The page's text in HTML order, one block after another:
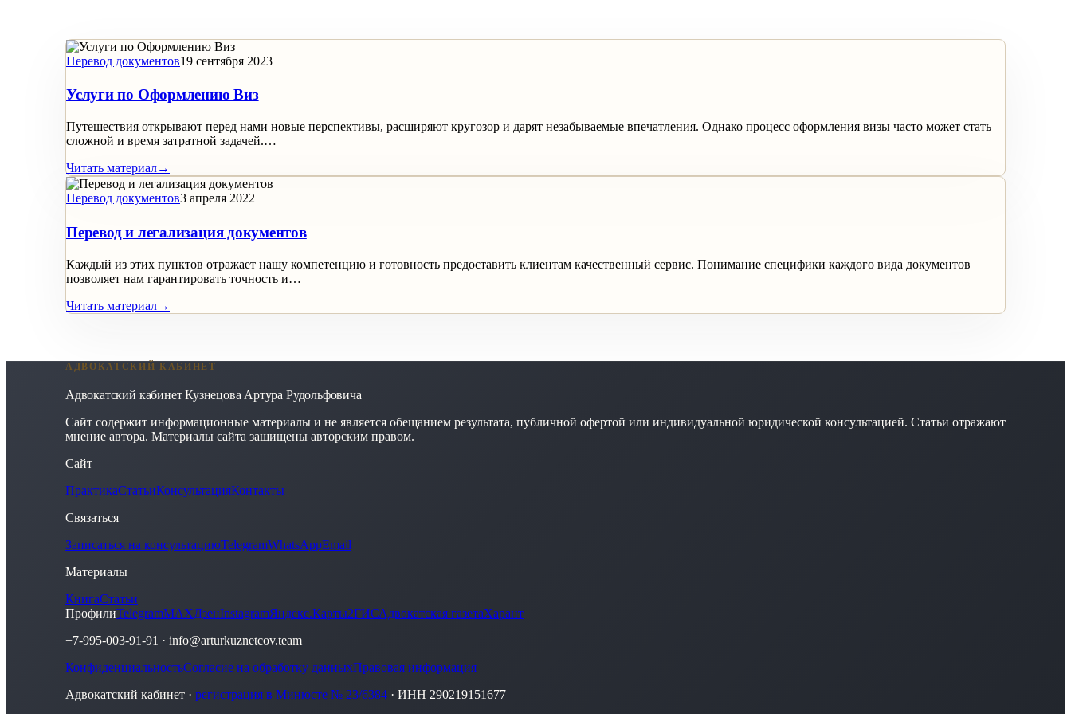
Перевод документов19 сентября 2023
Услуги по Оформлению Виз
Путешествия открывают перед нами новые перспективы, расширяют кругозор и дарят незабываемые впечатления. Однако процесс оформления визы часто может стать
сложной и время затратной задачей.…
Читать материал→
Перевод документов3 апреля 2022
Перевод и легализация документов
Каждый из этих пунктов отражает нашу компетенцию и готовность предоставить клиентам качественный сервис. Понимание специфики каждого вида документов
позволяет нам гарантировать точность и…
Читать материал→
АДВОКАТСКИЙ КАБИНЕТ
Адвокатский кабинет Кузнецова Артура Рудольфовича
Сайт содержит информационные материалы и не является обещанием результата, публичной офертой или индивидуальной юридической консультацией. Статьи отражают
мнение автора. Материалы сайта защищены авторским правом.
Сайт
ПрактикаСтатьиКонсультацияКонтакты
Связаться
Записаться на консультациюTelegramWhatsAppEmail
Материалы
КнигаСтатьи
ПрофилиTelegramMAXДзенInstagramЯндекс.Карты2ГИСАдвокатская газетаХарант
+7-995-003-91-91 · info@arturkuznetcov.team
КонфиденциальностьСогласие на обработку данныхПравовая информация
Адвокатский кабинет · регистрация в Минюсте № 23/6384 · ИНН 290219151677